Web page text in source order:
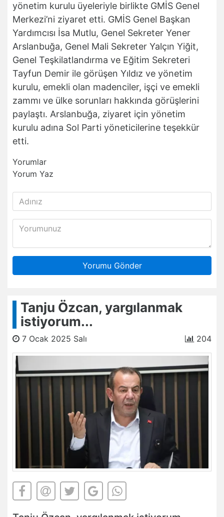
yönetim kurulu üyeleriyle birlikte GMİS Genel
Merkezi’ni ziyaret etti. GMİS Genel Başkan
Yardımcısı İsa Mutlu, Genel Sekreter Yener
Arslanbuğa, Genel Mali Sekreter Yalçın Yiğit,
Genel Teşkilatlandırma ve Eğitim Sekreteri
Tayfun Demir ile görüşen Yıldız ve yönetim
kurulu, emekli olan madenciler, işçi ve emekli
zammı ve ülke sorunları hakkında görüşlerini
paylaştı. Arslanbuğa, ziyaret için yönetim
kurulu adına Sol Parti yöneticilerine teşekkür
etti.
Yorumlar
Yorum Yaz
Yorumu Gönder
Tanju Özcan, yargılanmak
istiyorum...
7 Ocak 2025 Salı 204